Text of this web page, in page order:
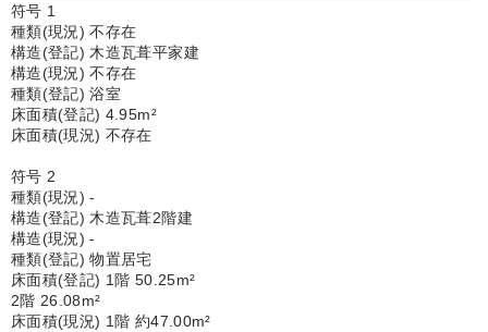
符号 1
種類(現況) 不存在
構造(登記) 木造瓦葺平家建
構造(現況) 不存在
種類(登記) 浴室
床面積(登記) 4.95m²
床面積(現況) 不存在
符号 2
種類(現況) -
構造(登記) 木造瓦葺2階建
構造(現況) -
種類(登記) 物置居宅
床面積(登記) 1階 50.25m²
2階 26.08m²
床面積(現況) 1階 約47.00m²